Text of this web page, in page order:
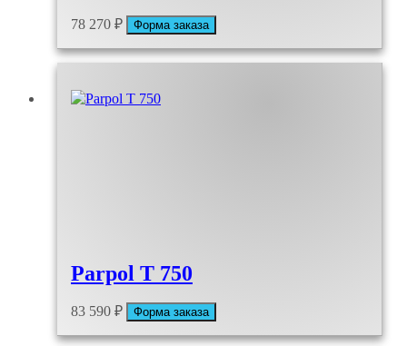
78 270 ₽ Форма заказа
Parpol T 750
83 590 ₽ Форма заказа